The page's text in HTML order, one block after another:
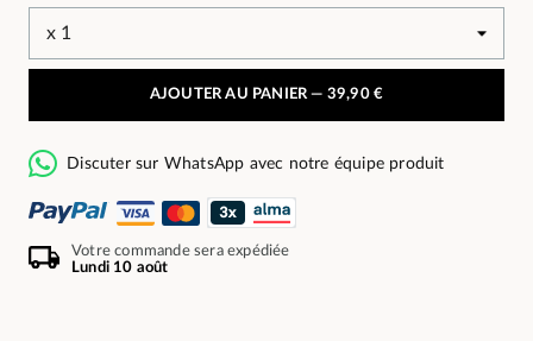
AJOUTER AU PANIER — 39,90 €
Discuter sur WhatsApp avec notre équipe produit
Votre commande sera expédiée
Lundi 10 août